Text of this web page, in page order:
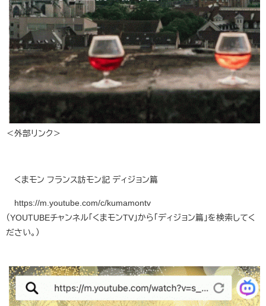
＜外部リンク＞
くまモン フランス訪モン記 ディジョン篇
https://m.youtube.com/c/kumamontv
（YOUTUBEチャンネル「くまモンTV」から「ディジョン篇」を検索してく
ださい。）